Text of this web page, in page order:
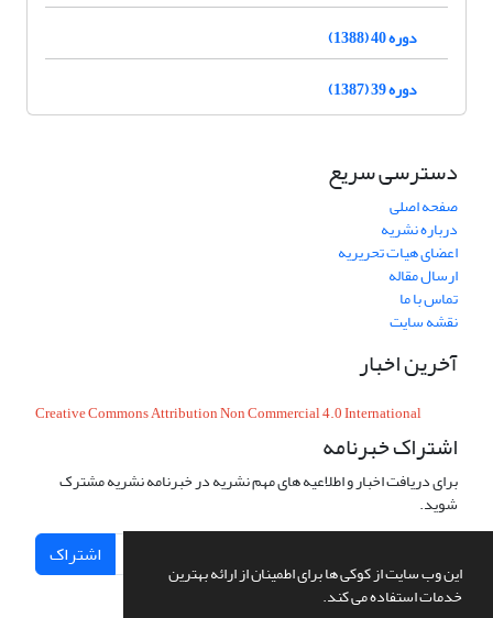
این وب سایت از کوکی ها برای اطمینان از ارائه بهترین
خدمات استفاده می کند.
دوره 40 (1388)
دوره 39 (1387)
دسترسی سریع
صفحه اصلی
درباره نشریه
اعضای هیات تحریریه
ارسال مقاله
تماس با ما
نقشه سایت
آخرین اخبار
Creative Commons Attribution Non Commercial 4.0 International
اشتراک خبرنامه
برای دریافت اخبار و اطلاعیه های مهم نشریه در خبرنامه نشریه مشترک
شوید.
اشتراک